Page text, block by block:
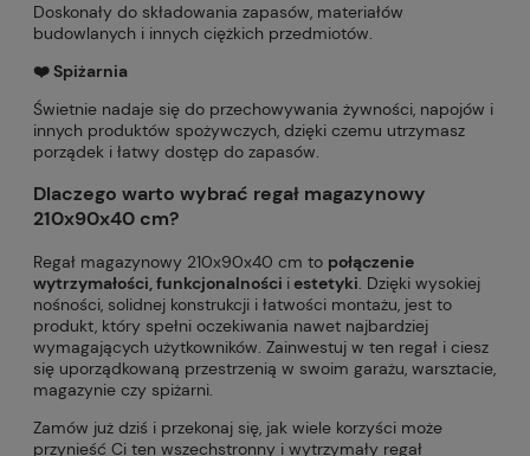
Doskonały do składowania zapasów, materiałów
budowlanych i innych ciężkich przedmiotów.
❤️ Spiżarnia
Świetnie nadaje się do przechowywania żywności, napojów i
innych produktów spożywczych, dzięki czemu utrzymasz
porządek i łatwy dostęp do zapasów.
Dlaczego warto wybrać regał magazynowy
210x90x40 cm?
Regał magazynowy 210x90x40 cm to połączenie
wytrzymałości, funkcjonalności iestetyki. Dzięki wysokiej
nośności, solidnej konstrukcji i łatwości montażu, jest to
produkt, który spełni oczekiwania nawet najbardziej
wymagających użytkowników. Zainwestuj w ten regał i ciesz
się uporządkowaną przestrzenią w swoim garażu, warsztacie,
magazynie czy spiżarni.
Zamów już dziś i przekonaj się, jak wiele korzyści może
przynieść Ci ten wszechstronny i wytrzymały regał